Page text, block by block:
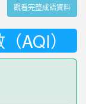
觀看完整成語資料
AQI）